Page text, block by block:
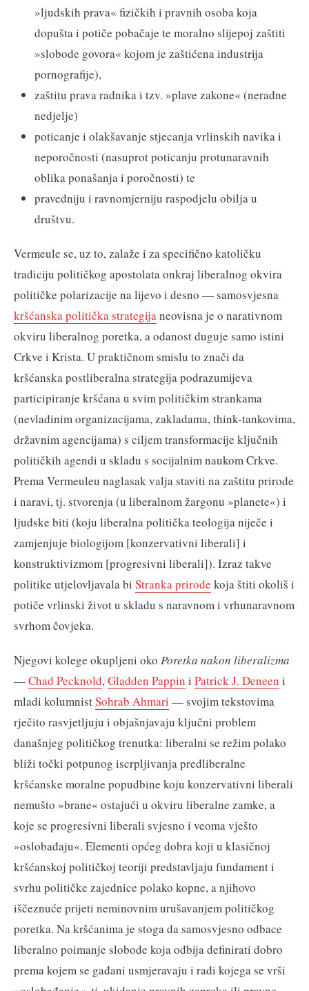
»ljudskih prava« fizičkih i pravnih osoba koja
dopušta i potiče pobačaje te moralno slijepoj zaštiti
»slobode govora« kojom je zaštićena industrija
pornografije),
zaštitu prava radnika i tzv. »plave zakone« (neradne
nedjelje)
poticanje i olakšavanje stjecanja vrlinskih navika i
neporočnosti (nasuprot poticanju protunaravnih
oblika ponašanja i poročnosti) te
pravedniju i ravnomjerniju raspodjelu obilja u
društvu.
Vermeule se, uz to, zalaže i za specifično katoličku
tradiciju političkog apostolata onkraj liberalnog okvira
političke polarizacije na lijevo i desno — samosvjesna
kršćanska politička strategijaneovisna je o narativnom
okviru liberalnog poretka, a odanost duguje samo istini
Crkve i Krista. U praktičnom smislu to znači da
kršćanska postliberalna strategija podrazumijeva
participiranje kršćana u svim političkim strankama
(nevladinim organizacijama, zakladama, think-tankovima,
državnim agencijama) s ciljem transformacije ključnih
političkih agendi u skladu s socijalnim naukom Crkve.
Prema Vermeuleu naglasak valja staviti na zaštitu prirode
i naravi, tj. stvorenja (u liberalnom žargonu »planete«) i
ljudske biti (koju liberalna politička teologija niječe i
zamjenjuje biologijom [konzervativni liberali] i
konstruktivizmom [progresivni liberali]). Izraz takve
politike utjelovljavala bi Stranka prirode koja štiti okoliš i
potiče vrlinski život u skladu s naravnom i vrhunaravnom
svrhom čovjeka.
Njegovi kolege okupljeni oko Poretka nakon liberalizma
—Chad Pecknold,Gladden Pappin i Patrick J. Deneen i
mladi kolumnistSohrab Ahmari — svojim tekstovima
rječito rasvjetljuju i objašnjavaju ključni problem
današnjeg političkog trenutka: liberalni se režim polako
bliži točki potpunog iscrpljivanja predliberalne
kršćanske moralne popudbine koju konzervativni liberali
nemušto »brane« ostajući u okviru liberalne zamke, a
koje se progresivni liberali svjesno i veoma vješto
»oslobađaju«. Elementi općeg dobra koji u klasičnoj
kršćanskoj političkoj teoriji predstavljaju fundament i
svrhu političke zajednice polako kopne, a njihovo
iščeznuće prijeti neminovnim urušavanjem političkog
poretka. Na kršćanima je stoga da samosvjesno odbace
liberalno poimanje slobode koja odbija definirati dobro
prema kojem se gađani usmjeravaju i radi kojega se vrši